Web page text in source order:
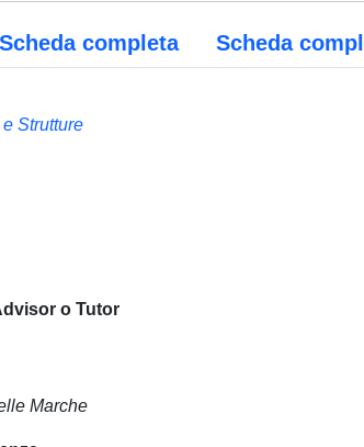
Scheda completa Scheda
Strutture
o Tutor
Marche